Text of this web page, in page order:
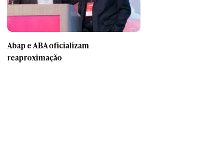
Abap e ABA oficializam
reaproximação